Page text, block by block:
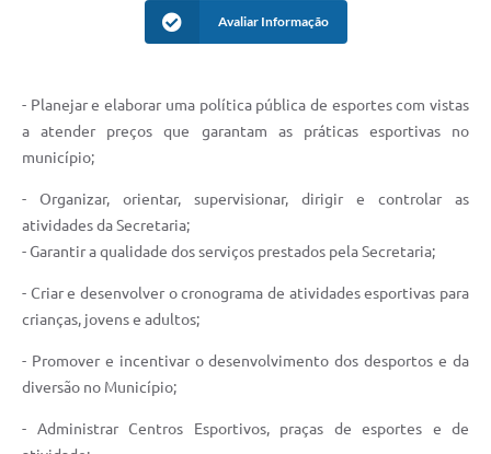
Avaliar Informação
- Planejar e elaborar uma política pública de esportes com vistas
a atender preços que garantam as práticas esportivas no
município;
- Organizar, orientar, supervisionar, dirigir e controlar as
atividades da Secretaria;
- Garantir a qualidade dos serviços prestados pela Secretaria;
- Criar e desenvolver o cronograma de atividades esportivas para
crianças, jovens e adultos;
- Promover e incentivar o desenvolvimento dos desportos e da
diversão no Município;
- Administrar Centros Esportivos, praças de esportes e de